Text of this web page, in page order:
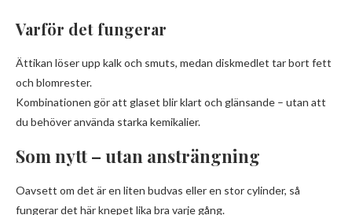
Varför det fungerar
Ättikan löser upp kalk och smuts, medan diskmedlet tar bort fett
och blomrester.
Kombinationen gör att glaset blir klart och glänsande – utan att
du behöver använda starka kemikalier.
Som nytt – utan ansträngning
Oavsett om det är en liten budvas eller en stor cylinder, så
fungerar det här knepet lika bra varje gång.